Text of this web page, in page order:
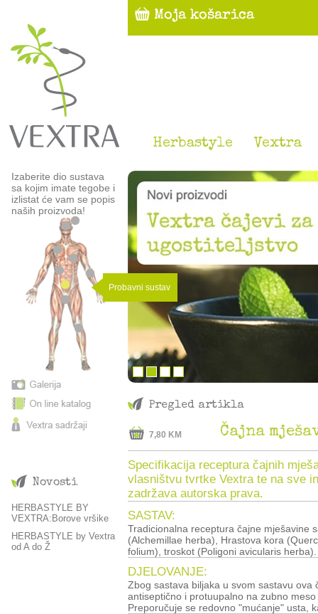
Herbastyle Vextra
Izaberite dio sustava
sa kojim imate tegobe i
izlistat će vam se popis
naših proizvoda!
Probavni sustav
Novosti
HERBASTYLE BY
VEXTRA:Borove vršike
HERBASTYLE by Vextra
od A do Ž
Pregled artikla
7,80 KM
Specifikacija receptura čajnih
vlasništvu tvrtke Vextra te na sve
zadržava autorska prava.
SASTAV:
Tradicionalna receptura čajne mješavine
(Alchemillae herba), Hrastova kora
folium), troskot (Poligoni avicularis herba).
DJELOVANJE:
Zbog sastava biljaka u svom sastavu ova
antiseptično i protuupalno na zubno
Preporučuje se redovno "mućanje" usta,